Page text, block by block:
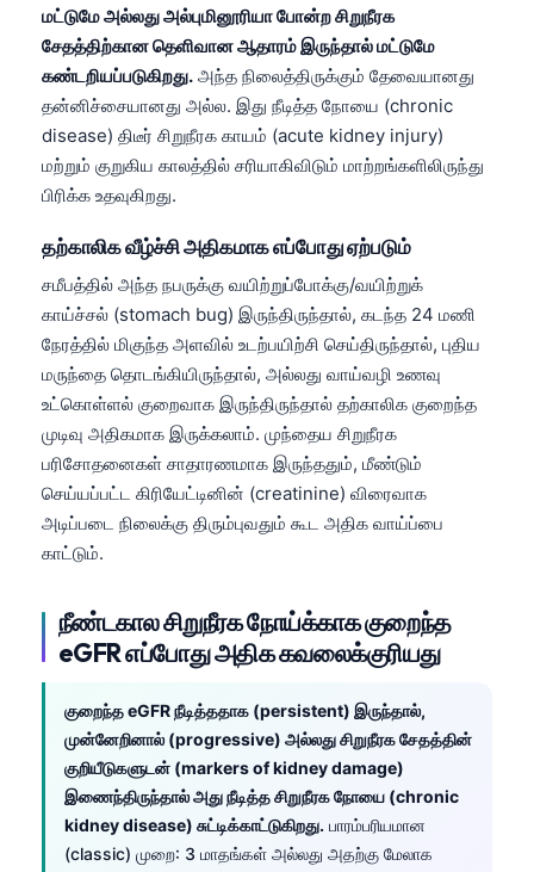
மட்டுமே அல்லது அல்புமினூரியா போன்ற சிறுநீரக
சேதத்திற்கான தெளிவான ஆதாரம் இருந்தால் மட்டுமே
கண்டறியப்படுகிறது. அந்த நிலைத்திருக்கும் தேவையானது
தன்னிச்சையானது அல்ல. இது நீடித்த நோயை (chronic
disease) திடீர் சிறுநீரக காயம் (acute kidney injury)
மற்றும் குறுகிய காலத்தில் சரியாகிவிடும் மாற்றங்களிலிருந்து
பிரிக்க உதவுகிறது.
தற்காலிக வீழ்ச்சி அதிகமாக எப்போது ஏற்படும்
சமீபத்தில் அந்த நபருக்கு வயிற்றுப்போக்கு/வயிற்றுக்
காய்ச்சல் (stomach bug) இருந்திருந்தால், கடந்த 24 மணி
நேரத்தில் மிகுந்த அளவில் உடற்பயிற்சி செய்திருந்தால், புதிய
மருந்தை தொடங்கியிருந்தால், அல்லது வாய்வழி உணவு
உட்கொள்ளல் குறைவாக இருந்திருந்தால் தற்காலிக குறைந்த
முடிவு அதிகமாக இருக்கலாம். முந்தைய சிறுநீரக
பரிசோதனைகள் சாதாரணமாக இருந்ததும், மீண்டும்
செய்யப்பட்ட கிரியேட்டினின் (creatinine) விரைவாக
அடிப்படை நிலைக்கு திரும்புவதும் கூட அதிக வாய்ப்பை
காட்டும்.
நீண்டகால சிறுநீரக நோய்க்காக குறைந்த
eGFR எப்போது அதிக கவலைக்குரியது
குறைந்த eGFR நீடித்ததாக (persistent) இருந்தால்,
முன்னேறினால் (progressive) அல்லது சிறுநீரக சேதத்தின்
குறியீடுகளுடன் (markers of kidney damage)
இணைந்திருந்தால் அது நீடித்த சிறுநீரக நோயை (chronic
kidney disease) சுட்டிக்காட்டுகிறது. பாரம்பரியமான
(classic) முறை: 3 மாதங்கள் அல்லது அதற்கு மேலாக